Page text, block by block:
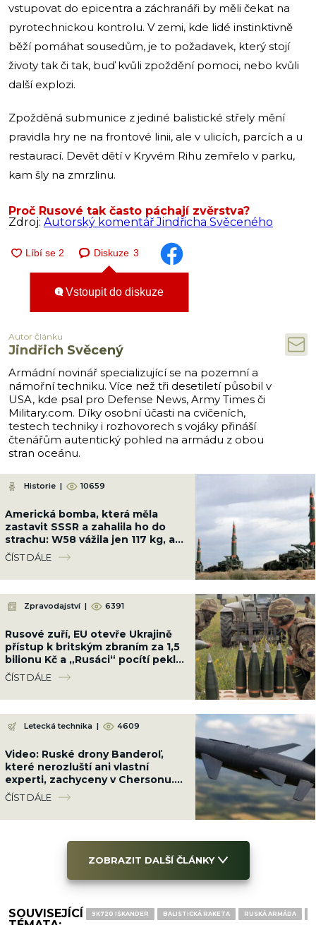
vstupovat do epicentra a záchranáři by měli čekat na
pyrotechnickou kontrolu. V zemi, kde lidé instinktivně
běží pomáhat sousedům, je to požadavek, který stojí
životy tak či tak, buď kvůli zpoždění pomoci, nebo kvůli
další explozi.
Zpožděná submunice z jediné balistické střely mění
pravidla hry ne na frontové linii, ale v ulicích, parcích a u
restaurací. Devět dětí v Kryvém Rihu zemřelo v parku,
kam šly na zmrzlinu.
Proč Rusové tak často páchají zvěrstva?
Zdroj: Autorský komentář Jindřicha Svěceného
Diskuze 3
Vstoupit do diskuze
Autor článku
Jindřich Svěcený
Armádní novinář specializující se na pozemní a
námořní techniku. Více než tři desetiletí působil v
USA, kde psal pro Defense News, Army Times či
Military.com. Díky osobní účasti na cvičeních,
testech techniky i rozhovorech s vojáky přináší
čtenářům autentický pohled na armádu z obou
stran oceánu.
Historie | 10659
Americká bomba, která měla
zastavit SSSR a zahalila ho do
strachu: W58 vážila jen 117 kg, ale
měla sílu 200 kilotun
ČÍST DÁLE
Zpravodajství | 6391
Rusové zuří, EU otevře Ukrajině
přístup k britským zbraním za 1,5
bilionu Kč a „Rusáci“ pocítí peklo
na zemi
ČÍST DÁLE
Letecká technika | 4609
Video: Ruské drony Banderoľ,
které nerozluští ani vlastní
experti, zachyceny v Chersonu.
Ukrajinci se proti ni neumí bránit
ČÍST DÁLE
ZOBRAZIT DALŠÍ ČLÁNKY
SOUVISEJÍCÍ
9K720 ISKANDER BALISTICKÁ RAKETA RUSKÁ ARMÁDA